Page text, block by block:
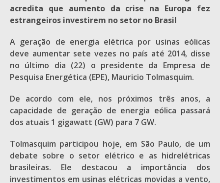
acredita que aumento da crise na Europa fez
estrangeiros investirem no setor no Brasil
A geração de energia elétrica por usinas eólicas
deve aumentar sete vezes no país até 2014, disse
no último dia (22) o presidente da Empresa de
Pesquisa Energética (EPE), Mauricio Tolmasquim.
De acordo com ele, nos próximos três anos, a
capacidade de geração de energia eólica passará
dos atuais 1 gigawatt (GW) para 7 GW.
Tolmasquim participou hoje, em São Paulo, de um
debate sobre o setor elétrico e as hidrelétricas
brasileiras. Ele destacou a importância dos
investimentos em usinas elétricas movidas a vento,